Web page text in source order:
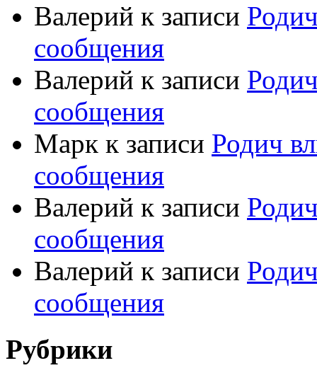
Валерий к записи
сообщения
Валерий к записи
сообщения
Марк к записи Родич
сообщения
Валерий к записи
сообщения
Валерий к записи
сообщения
Рубрики